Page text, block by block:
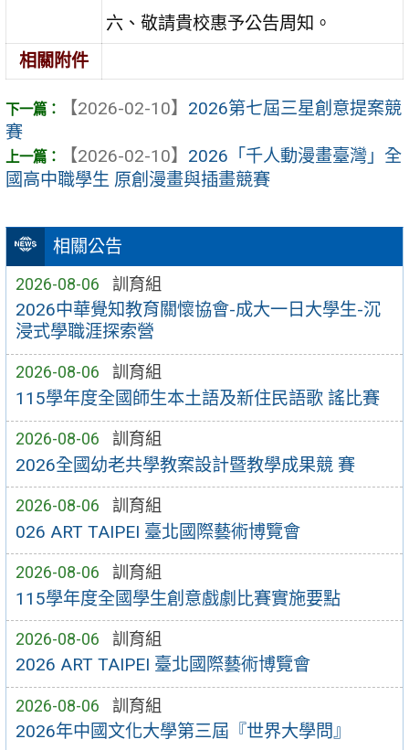
相關公告
2026-08-06 訓育組
2026中華覺知教育關懷協會-成大一日大學生-沉
浸式學職涯探索營
2026-08-06 訓育組
115學年度全國師生本土語及新住民語歌 謠比賽
2026-08-06 訓育組
2026全國幼老共學教案設計暨教學成果競 賽
2026-08-06 訓育組
026 ART TAIPEI 臺北國際藝術博覽會
2026-08-06 訓育組
115學年度全國學生創意戲劇比賽實施要點
2026-08-06 訓育組
2026 ART TAIPEI 臺北國際藝術博覽會
2026-08-06 訓育組
2026年中國文化大學第三屆『世界大學問』
六、敬請貴校惠予公告周知。
相關附件
【2026-02-10】 2026第七屆三星創意提案競
賽
【2026-02-10】 2026「千人動漫畫臺灣」全
國高中職學生 原創漫畫與插畫競賽